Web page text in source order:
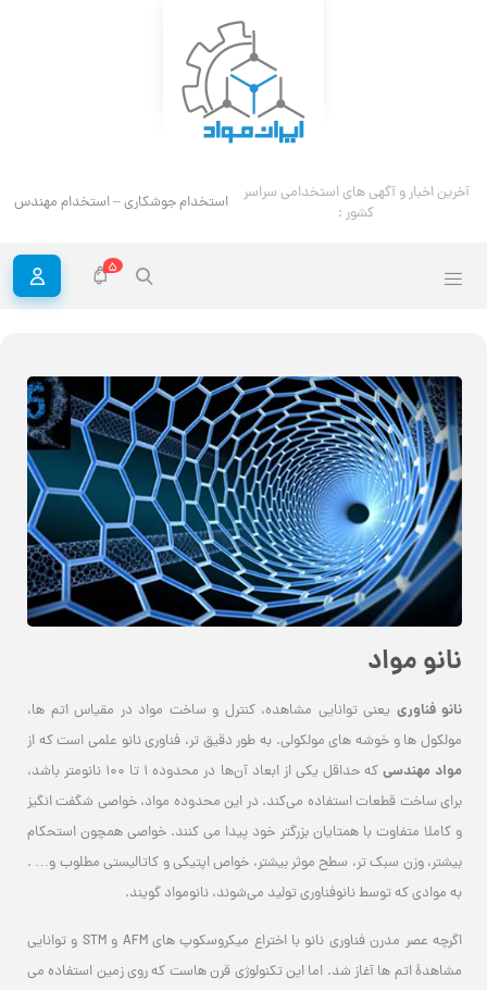
آخرین اخبار و آگهی های استخدامی سراسر
کشور :
استخدام جوشکاری – استخدام مهندس
5
نانو مواد
نانو فناوری یعنی توانایی مشاهده، کنترل و ساخت مواد در مقیاس اتم ‌ها،
مولکول‌ ها و خوشه های مولکولی. به طور دقیق تر، فناوری نانو علمی است که از
مواد مهندسی
که حداقل یکی از ابعاد آن‌ها در محدوده 1 تا 100 نانومتر باشد،
برای ساخت قطعات استفاده می‌کند. در این محدوده مواد، خواصی شگفت انگیز
و کاملا متفاوت با همتایان بزرگتر خود پیدا می کنند. خواصی همچون استحکام
بیشتر، وزن سبک‌ تر، سطح موثر بیشتر، خواص اپتیکی و کاتالیستی مطلوب و… .
به موادی که توسط نانوفناوری تولید می‌شوند، نانومواد گویند.
اگرچه عصر مدرن فناوری نانو با اختراع میکروسکوپ های AFM و STM و توانایی
مشاهدۀ اتم ها آغاز شد. اما این تکنولوژی قرن هاست که روی زمین استفاده می